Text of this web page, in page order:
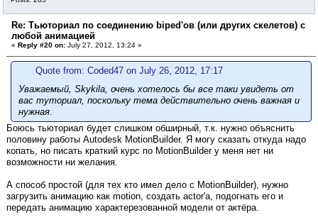
Re: Тьюториал по соединению biped'ов (или других скелетов) с
любой анимацией
« Reply #20 on: July 27, 2012, 13:24 »
Quote from: Coded47 on July 26, 2012, 17:17
Уважаемый, Skykila, очень хотелось бы все таки увидеть от
вас туториал, поскольку тема действительно очень важная и
нужная.
Боюсь тьюториал будет слишком обширный, т.к. нужно объяснить
половину работы Autodesk MotionBuilder. Я могу сказать откуда надо
копать, но писать краткий курс по MotionBuilder у меня нет ни
возможности ни желания.
А способ простой (для тех кто имел дело с MotionBuilder), нужно
загрузить анимацию как motion, создать actor'а, подогнать его и
передать анимацию характерезованной модели от актёра.